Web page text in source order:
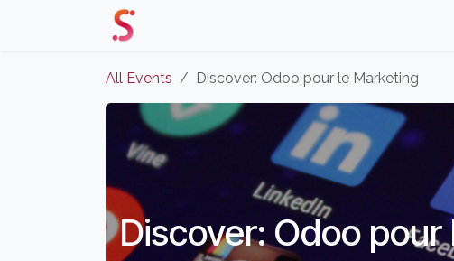
All Events Discover: Odoo pour le Marketing
Discover: Odoo